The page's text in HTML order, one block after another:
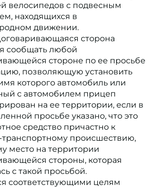
велосипедов с подвесным
находящихся в
движении.
сторона
сообщать любой
стороне по ее просьбе
позволяющую установить
которого автомобиль или
с автомобилем прицеп
на ее территории, если в
просьбе указано, что это
средство причастно к
происшествию,
место на территории
стороны, которая
с такой просьбой.
соответствующими целям